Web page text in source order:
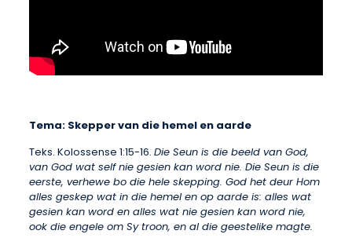
Tema: Skepper van die hemel en aarde
Teks. Kolossense 1:15-16. Die Seun is die beeld van God,
van God wat self nie gesien kan word nie. Die Seun is die
eerste, verhewe bo die hele skepping. God het deur Hom
alles geskep wat in die hemel en op aarde is: alles wat
gesien kan word en alles wat nie gesien kan word nie,
ook die engele om Sy troon, en al die geestelike magte.